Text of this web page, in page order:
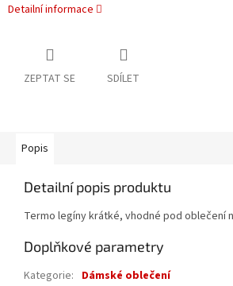
Detailní informace
ZEPTAT SE SDÍLET
Popis
Detailní popis produktu
Termo legíny krátké, vhodné pod oblečení
Doplňkové parametry
Kategorie: Dámské oblečení